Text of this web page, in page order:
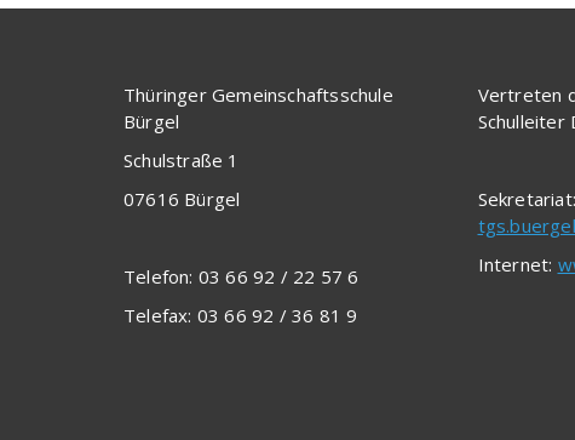
Thüringer Gemeinschaftsschule
Bürgel
Schulstraße 1
07616 Bürgel
Telefon: 03 66 92 / 22 57 6
Telefax: 03 66 92 / 36 81 9
Vertreten
Schulleiter
Sekretariat:
Internet: